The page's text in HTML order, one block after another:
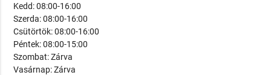
Kedd: 08:00-16:00
Szerda: 08:00-16:00
Csütörtök: 08:00-16:00
Péntek: 08:00-15:00
Szombat: Zárva
Vasárnap: Zárva